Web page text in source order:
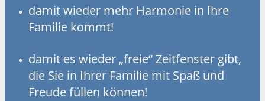
damit wieder mehr Harmonie in Ihre
Familie kommt!
damit es wieder „freie“ Zeitfenster gibt,
die Sie in Ihrer Familie mit Spaß und
Freude füllen können!